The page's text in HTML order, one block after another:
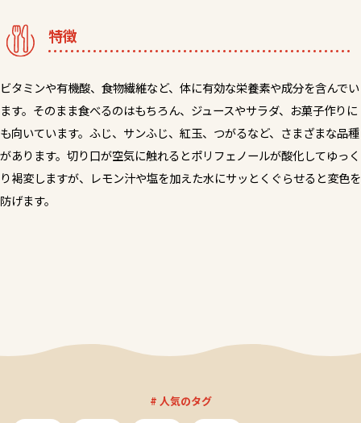
特徴
ビタミンや有機酸、食物繊維など、体に有効な栄養素や成分を含んでい
ます。そのまま食べるのはもちろん、ジュースやサラダ、お菓子作りに
も向いています。ふじ、サンふじ、紅玉、つがるなど、さまざまな品種
があります。切り口が空気に触れるとポリフェノールが酸化してゆっく
り褐変しますが、レモン汁や塩を加えた水にサッとくぐらせると変色を
防げます。
# 人気のタグ